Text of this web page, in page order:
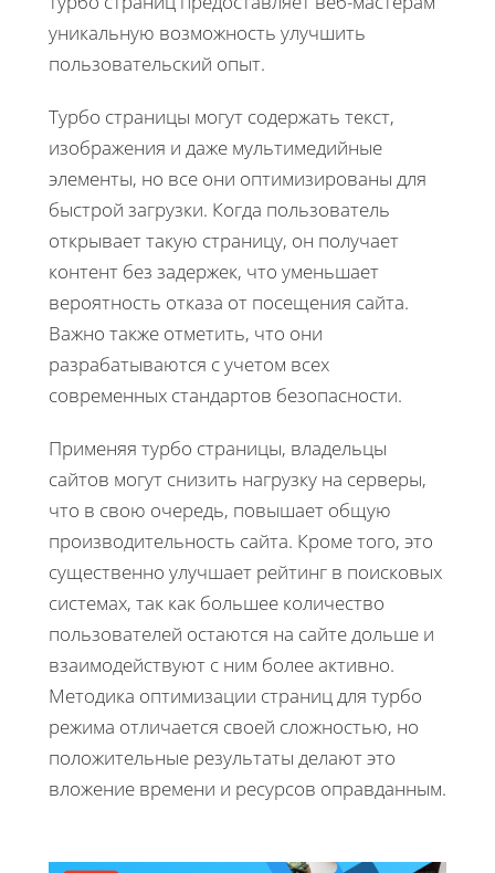
уникальную возможность улучшить
пользовательский опыт.
Турбо страницы могут содержать текст,
изображения и даже мультимедийные
элементы, но все они оптимизированы для
быстрой загрузки. Когда пользователь
открывает такую страницу, он получает
контент без задержек, что уменьшает
вероятность отказа от посещения сайта.
Важно также отметить, что они
разрабатываются с учетом всех
современных стандартов безопасности.
Применяя турбо страницы, владельцы
сайтов могут снизить нагрузку на серверы,
что в свою очередь, повышает общую
производительность сайта. Кроме того, это
существенно улучшает рейтинг в поисковых
системах, так как большее количество
пользователей остаются на сайте дольше и
взаимодействуют с ним более активно.
Методика оптимизации страниц для турбо
режима отличается своей сложностью, но
положительные результаты делают это
вложение времени и ресурсов оправданным.